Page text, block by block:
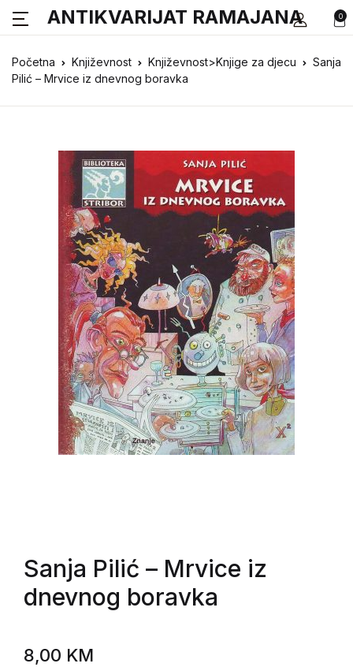
0
ANTIKVARIJAT RAMAJANA
Početna Književnost Književnost>Knjige za djecu
Sanja
Pilić – Mrvice iz dnevnog boravka
Sanja Pilić – Mrvice iz
dnevnog boravka
8,00 KM